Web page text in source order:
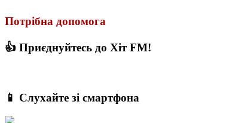
Потрібна допомога
👍 Приєднуйтесь до Хіт FM!
📱 Слухайте зі смартфона